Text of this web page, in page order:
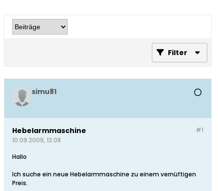
Filter
simu81
#1
Hebelarmmaschine
10.09.2009, 12:08
Hallo
Ich suche ein neue Hebelarmmaschine zu einem vernüftigen
Preis.